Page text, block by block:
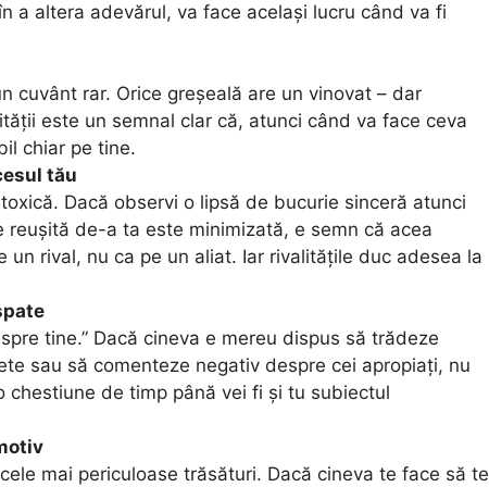
a altera adevărul, va face același lucru când va fi
cuvânt rar. Orice greșeală are un vinovat – dar
este un semnal clar că, atunci când va face ceva
chiar pe tine.
tău
Dacă observi o lipsă de bucurie sinceră atunci
de-a ta este minimizată, e semn că acea
un rival, nu ca pe un aliat. Iar rivalitățile duc adesea la
tine.” Dacă cineva e mereu dispus să trădeze
sau să comenteze negativ despre cei apropiați, nu
chestiune de timp până vei fi și tu subiectul
mai periculoase trăsături. Dacă cineva te face să te